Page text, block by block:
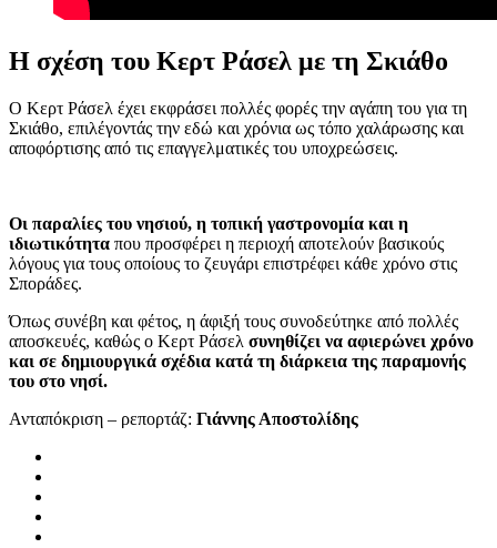
Η σχέση του Κερτ Ράσελ με τη Σκιάθο
Ο Κερτ Ράσελ έχει εκφράσει πολλές φορές την αγάπη του για τη
Σκιάθο, επιλέγοντάς την εδώ και χρόνια ως τόπο χαλάρωσης και
αποφόρτισης από τις επαγγελματικές του υποχρεώσεις.
Οι παραλίες του νησιού, η τοπική γαστρονομία και η
ιδιωτικότητα που προσφέρει η περιοχή αποτελούν βασικούς
λόγους για τους οποίους το ζευγάρι επιστρέφει κάθε χρόνο στις
Σποράδες.
Όπως συνέβη και φέτος, η άφιξή τους συνοδεύτηκε από πολλές
αποσκευές, καθώς ο Κερτ Ράσελ συνηθίζει να αφιερώνει χρόνο
και σε δημιουργικά σχέδια κατά τη διάρκεια της παραμονής
του στο νησί.
Ανταπόκριση – ρεπορτάζ: Γιάννης Αποστολίδης